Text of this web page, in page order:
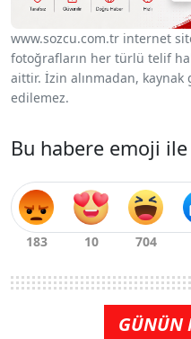
www.sozcu.com.tr internet
fotoğrafların her türlü telif
aittir. İzin alınmadan,
edilemez.
Bu habere emoji
GÜNÜN